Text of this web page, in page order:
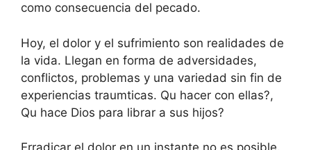
como consecuencia del pecado.
Hoy, el dolor y el sufrimiento son realidades de
la vida. Llegan en forma de adversidades,
conflictos, problemas y una variedad sin fin de
experiencias traumticas. Qu hacer con ellas?,
Qu hace Dios para librar a sus hijos?